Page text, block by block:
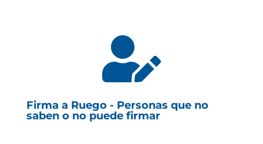

Firma a Ruego - Personas que no
saben o no puede firmar